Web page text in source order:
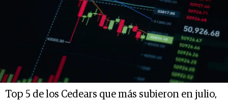
Top 5 de los Cedears que más subieron en julio,